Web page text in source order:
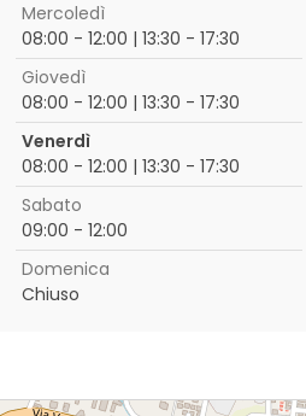
Mercoledì
08:00 - 12:00 | 13:30 - 17:30
Giovedì
08:00 - 12:00 | 13:30 - 17:30
Venerdì
08:00 - 12:00 | 13:30 - 17:30
Sabato
09:00 - 12:00
Domenica
Chiuso